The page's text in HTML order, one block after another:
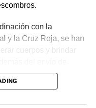
con la
y la Cruz Roja, se han
cuerpos y brindar
apoyo. Subrayó que
del gobierno